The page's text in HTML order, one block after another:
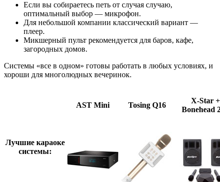
Если вы собираетесь петь от случая случаю,
оптимальный выбор — микрофон.
Для небольшой компании классический вариант —
плеер.
Микшерный пульт рекомендуется для баров, кафе,
загородных домов.
Системы «все в одном» готовы работать в любых условиях, и
хороши для многолюдных вечеринок.
Лучшие караоке
системы:
AST Mini Tosing Q16
X-Star +
Bonehead